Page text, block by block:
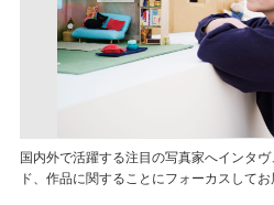
国内外で活躍する注目の写真家へインタ
ド、作品に関することにフォーカスしてお